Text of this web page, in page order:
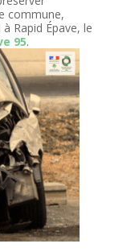
commune,
Rapid Épave, le
95.